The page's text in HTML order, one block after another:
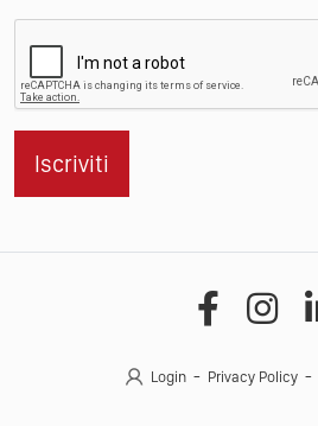
Iscriviti
Login Privacy Policy